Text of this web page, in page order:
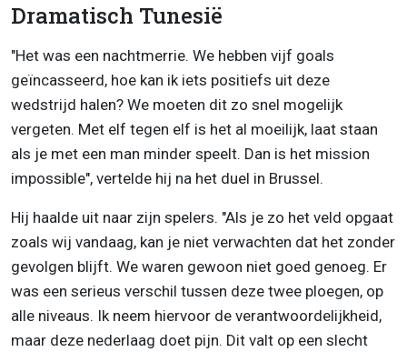
Dramatisch Tunesië
"Het was een nachtmerrie. We hebben vijf goals
geïncasseerd, hoe kan ik iets positiefs uit deze
wedstrijd halen? We moeten dit zo snel mogelijk
vergeten. Met elf tegen elf is het al moeilijk, laat staan
als je met een man minder speelt. Dan is het mission
impossible", vertelde hij na het duel in Brussel.
Hij haalde uit naar zijn spelers. "Als je zo het veld opgaat
zoals wij vandaag, kan je niet verwachten dat het zonder
gevolgen blijft. We waren gewoon niet goed genoeg. Er
was een serieus verschil tussen deze twee ploegen, op
alle niveaus. Ik neem hiervoor de verantwoordelijkheid,
maar deze nederlaag doet pijn. Dit valt op een slecht